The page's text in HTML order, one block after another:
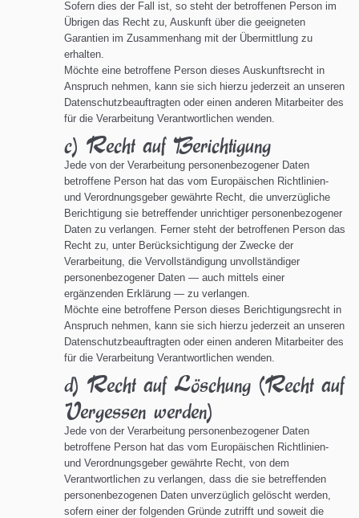
Sofern dies der Fall ist, so steht der betroffenen Person im
Übrigen das Recht zu, Auskunft über die geeigneten
Garantien im Zusammenhang mit der Übermittlung zu
erhalten.
Möchte eine betroffene Person dieses Auskunftsrecht in
Anspruch nehmen, kann sie sich hierzu jederzeit an unseren
Datenschutzbeauftragten oder einen anderen Mitarbeiter des
für die Verarbeitung Verantwortlichen wenden.
c) Recht auf Berichtigung
Jede von der Verarbeitung personenbezogener Daten
betroffene Person hat das vom Europäischen Richtlinien-
und Verordnungsgeber gewährte Recht, die unverzügliche
Berichtigung sie betreffender unrichtiger personenbezogener
Daten zu verlangen. Ferner steht der betroffenen Person das
Recht zu, unter Berücksichtigung der Zwecke der
Verarbeitung, die Vervollständigung unvollständiger
personenbezogener Daten — auch mittels einer
ergänzenden Erklärung — zu verlangen.
Möchte eine betroffene Person dieses Berichtigungsrecht in
Anspruch nehmen, kann sie sich hierzu jederzeit an unseren
Datenschutzbeauftragten oder einen anderen Mitarbeiter des
für die Verarbeitung Verantwortlichen wenden.
d) Recht auf Löschung (Recht auf
Vergessen werden)
Jede von der Verarbeitung personenbezogener Daten
betroffene Person hat das vom Europäischen Richtlinien-
und Verordnungsgeber gewährte Recht, von dem
Verantwortlichen zu verlangen, dass die sie betreffenden
personenbezogenen Daten unverzüglich gelöscht werden,
sofern einer der folgenden Gründe zutrifft und soweit die